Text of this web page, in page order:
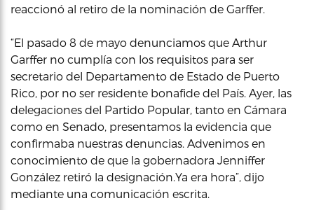
reaccionó al retiro de la nominación de Garffer.
“El pasado 8 de mayo denunciamos que Arthur
Garffer no cumplía con los requisitos para ser
secretario del Departamento de Estado de Puerto
Rico, por no ser residente bonafide del País. Ayer, las
delegaciones del Partido Popular, tanto en Cámara
como en Senado, presentamos la evidencia que
confirmaba nuestras denuncias. Advenimos en
conocimiento de que la gobernadora Jenniffer
González retiró la designación.Ya era hora”, dijo
mediante una comunicación escrita.